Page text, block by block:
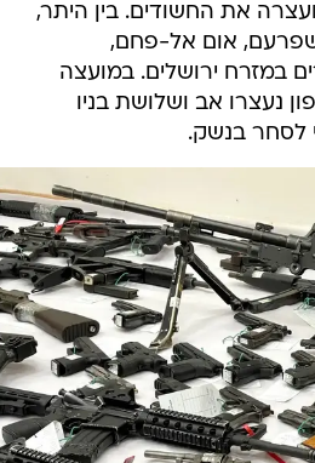
את החשודים. בין היתר,
אום אל-פחם,
במזרח ירושלים. במועצה
נעצרו אב ושלושת בניו
בנשק.